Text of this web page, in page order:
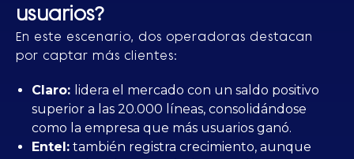
usuarios?
En este escenario, dos operadoras destacan
por captar más clientes:
Claro: lidera el mercado con un saldo positivo
superior a las 20.000 líneas, consolidándose
como la empresa que más usuarios ganó.
Entel: también registra crecimiento, aunque